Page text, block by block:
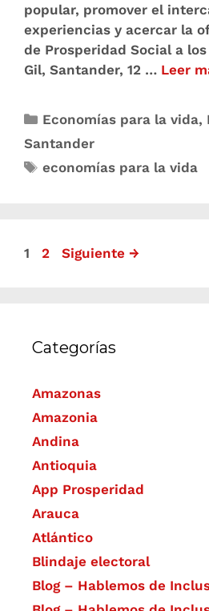
popular, promover el
experiencias y acercar la
de Prosperidad Social a
Gil, Santander, 12 … Leer
Economías para la vida,
Santander
economías para la vida
1 2 Siguiente →
Categorías
Amazonas
Amazonia
Andina
Antioquia
App Prosperidad
Arauca
Atlántico
Blindaje electoral
Blog – Hablemos de